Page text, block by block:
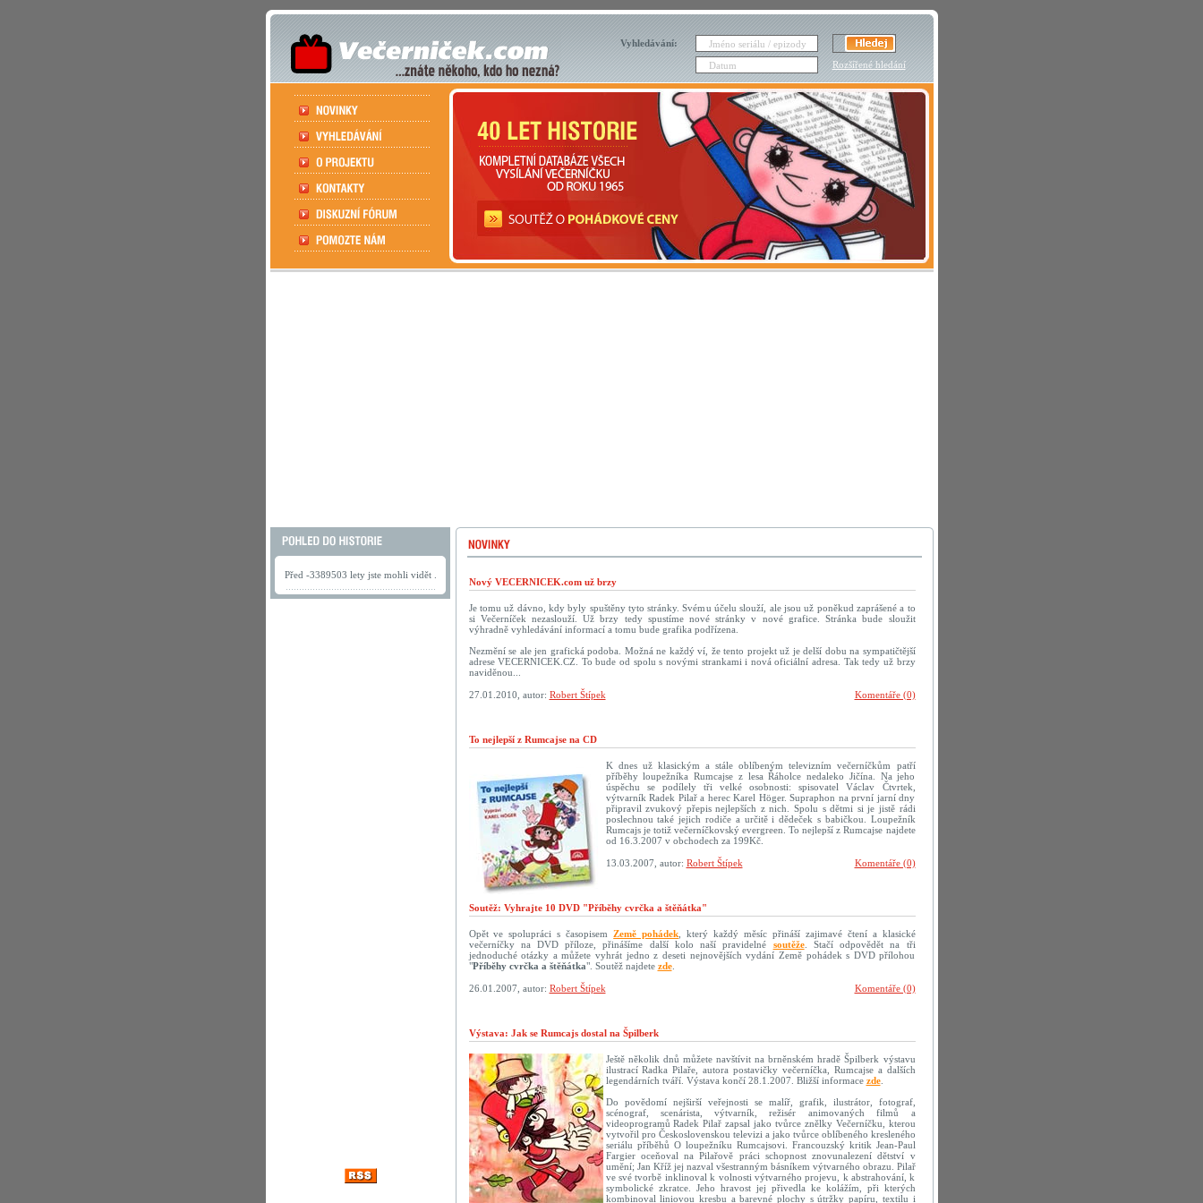
Vyhledávání:
Rozšířené hledání
Před -3389503 lety jste mohli vidět .
Nový VECERNICEK.com už brzy
Je tomu už dávno, kdy byly spuštěny tyto stránky. Svému účelu slouží, ale jsou už poněkud zaprášené a to
si Večerníček nezaslouží. Už brzy tedy spustíme nové stránky v nové grafice. Stránka bude sloužit
výhradně vyhledávání informací a tomu bude grafika podřízena.
Nezmění se ale jen grafická podoba. Možná ne každý ví, že tento projekt už je delší dobu na sympatičtější
adrese VECERNICEK.CZ. To bude od spolu s novými strankami i nová oficiální adresa. Tak tedy už brzy
naviděnou...
Komentáře (0)
27.01.2010, autor: Robert Štípek
To nejlepší z Rumcajse na CD
K dnes už klasickým a stále oblíbeným televizním večerníčkům patří
příběhy loupežníka Rumcajse z lesa Řáholce nedaleko Jičína. Na jeho
úspěchu se podílely tři velké osobnosti: spisovatel Václav Čtvrtek,
výtvarník Radek Pilař a herec Karel Höger. Supraphon na první jarní dny
připravil zvukový přepis nejlepších z nich. Spolu s dětmi si je jistě rádi
poslechnou také jejich rodiče a určitě i dědeček s babičkou. Loupežník
Rumcajs je totiž večerníčkovský evergreen. To nejlepší z Rumcajse najdete
od 16.3.2007 v obchodech za 199Kč.
Komentáře (0)
13.03.2007, autor: Robert Štípek
Soutěž: Vyhrajte 10 DVD "Příběhy cvrčka a štěňátka"
Opět ve spolupráci s časopisemZemě pohádek , který každý měsíc přináší zajimavé čtení a klasické
večerníčky na DVD příloze, přinášíme další kolo naší pravidelné soutěže. Stačí odpovědět na tři
jednoduché otázky a můžete vyhrát jedno z deseti nejnovějších vydání Země pohádek s DVD přílohou
"Příběhy cvrčka a štěňátka". Soutěž najdete zde.
Komentáře (0)
26.01.2007, autor: Robert Štípek
Výstava: Jak se Rumcajs dostal na Špilberk
Ještě několik dnů můžete navštívit na brněnském hradě Špilberk výstavu
ilustrací Radka Pilaře, autora postavičky večerníčka, Rumcajse a dalších
legendárních tváří. Výstava končí 28.1.2007. Bližší informace zde.
Do povědomí nejširší veřejnosti se malíř, grafik, ilustrátor, fotograf,
scénograf, scenárista, výtvarník, režisér animovaných filmů a
videoprogramů Radek Pilař zapsal jako tvůrce znělky Večerníčku, kterou
vytvořil pro Československou televizi a jako tvůrce oblíbeného kresleného
seriálu příběhů O loupežníku Rumcajsovi. Francouzský kritik Jean-Paul
Fargier oceňoval na Pilařově práci schopnost znovunalezení dětství v
umění; Jan Kříž jej nazval všestranným básníkem výtvarného obrazu. Pilař
ve své tvorbě inklinoval k volnosti výtvarného projevu, k abstrahování, k
symbolické zkratce. Jeho hravost jej přivedla ke kolážím, při kterých
kombinoval liniovou kresbu a barevné plochy s útržky papíru, textilu i